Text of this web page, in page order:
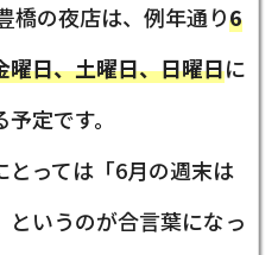
橋の夜店は、例年通り6
曜日、土曜日、日曜日に
定です。
とっては「6月の週末は
というのが合言葉になっ